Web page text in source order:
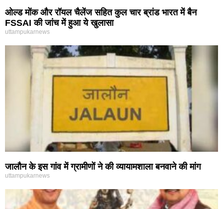
ओल्ड मोंक और रॉयल चैलेंज सहित कुल चार ब्रांड भारत में बैन
FSSAI की जांच में हुआ ये खुलासा
uttampukarnews
जालौन के इस गांव में ग्रामीणों ने की व्यायामशाला बनवाने की मांग
uttampukarnews